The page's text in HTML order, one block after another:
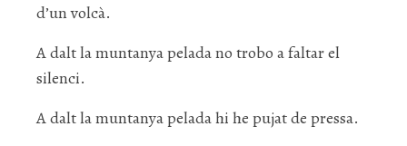
d’un volcà.
A dalt la muntanya pelada no trobo a faltar el
silenci.
A dalt la muntanya pelada hi he pujat de pressa.